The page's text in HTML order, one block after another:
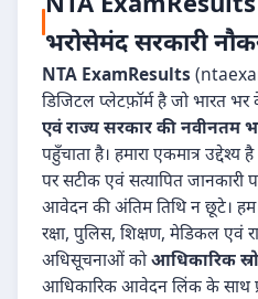
भरोसेमंद सरकारी
NTA ExamResults
डिजिटल प्लेटफ़ॉर्म है जो भारत
एवं राज्य सरकार की नवीनतम
पहुँचाता है। हमारा एकमात्र
पर सटीक एवं सत्यापित जानकारी
आवेदन की अंतिम तिथि न छूटे।
रक्षा, पुलिस, शिक्षण, मेडिकल एवं
अधिसूचनाओं कोआधिकारिक
आधिकारिक आवेदन लिंक के साथ